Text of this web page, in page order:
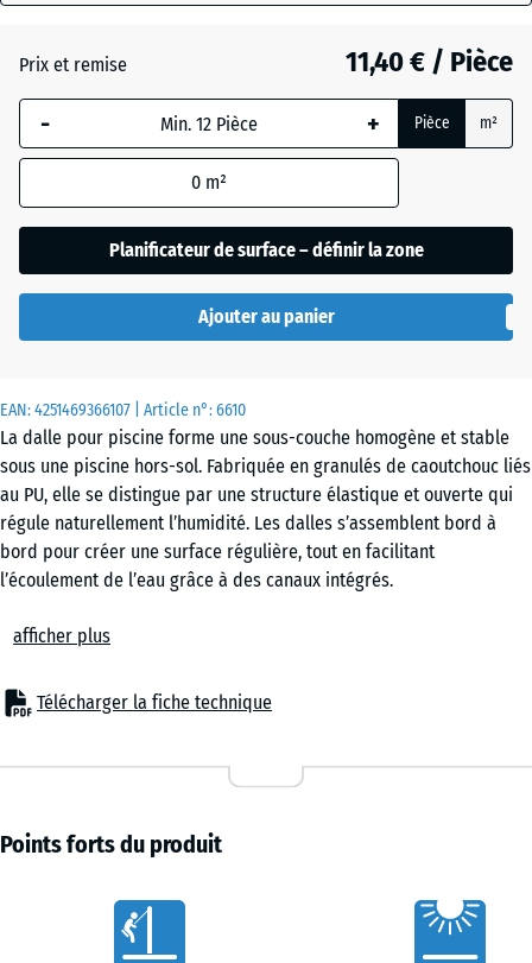
EAN:4251469366107 | Article n°:6610
La dalle pour piscine forme une sous-couche homogène et stable
sous une piscine hors-sol. Fabriquée en granulés de caoutchouc liés
au PU, elle se distingue par une structure élastique et ouverte qui
régule naturellement l’humidité. Les dalles s’assemblent bord à
bord pour créer une surface régulière, tout en facilitant
l’écoulement de l’eau grâce à des canaux intégrés.
Le système d’emboîtement permet de relier les dalles entre elles
posées, elles restent en place sans nécessiter de colle ni de vis.
L’ensemble peut être démonté si nécessaire, par exemple en fin de
surface en béton, en asphalte ou en pavés autobloquants convient
parfaitement, tout comme une couche portante préparée avec un lit
également recommandée pour améliorer la planéité et la tenue
afficher plus
Télécharger la fiche technique
Anthracite
Gris
herbe
+ 0,50 €
encadrée en
bleu, est
utilisée pour
besoins
indication
dans les
produit).
x
50
x 3
cm
|
0,25
m²
x
0,25
+ 3,40 €
Prix et remise 11,40 € / Pièce
- + Pièce m²
0 m²
Planificateur de surface – définir la zone
Ajouter au panier
Points forts du produit
Caractéristiques